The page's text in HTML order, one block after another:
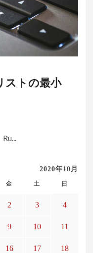
ストの最小
2020年10月
金 土 日
2 3 4
9 10 11
16 17 18